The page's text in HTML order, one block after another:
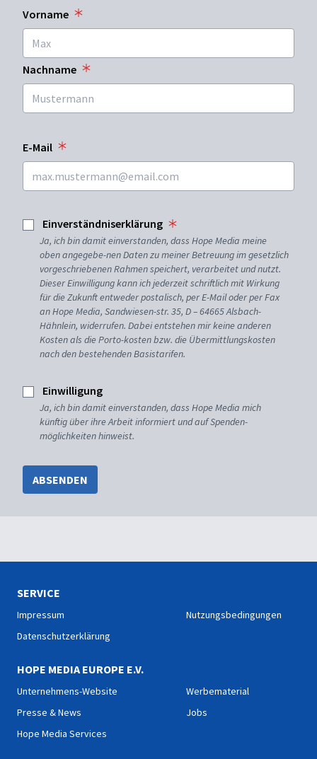
Vorname
Nachname
E-Mail
Einverständniserklärung
Ja, ich bin damit einverstanden, dass Hope Media meine
oben angegebe-nen Daten zu meiner Betreuung im gesetzlich
vorgeschriebenen Rahmen speichert, verarbeitet und nutzt.
Dieser Einwilligung kann ich jederzeit schriftlich mit Wirkung
für die Zukunft entweder postalisch, per E-Mail oder per Fax
an Hope Media, Sandwiesen-str. 35, D – 64665 Alsbach-
Hähnlein, widerrufen. Dabei entstehen mir keine anderen
Kosten als die Porto-kosten bzw. die Übermittlungskosten
nach den bestehenden Basistarifen.
Einwilligung
Ja, ich bin damit einverstanden, dass Hope Media mich
künftig über ihre Arbeit informiert und auf Spenden-
möglichkeiten hinweist.
ABSENDEN
SERVICE
Impressum
Datenschutzerklärung
Nutzungsbedingungen
HOPE MEDIA EUROPE E.V.
Unternehmens-Website
Presse & News
Hope Media Services
Werbematerial
Jobs